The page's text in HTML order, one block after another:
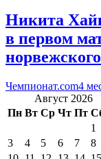
Никита
в первом
Чемпионат.com4
Август 2026
Пн Вт Ср Чт Пт
1
3
4 5 6 7 8